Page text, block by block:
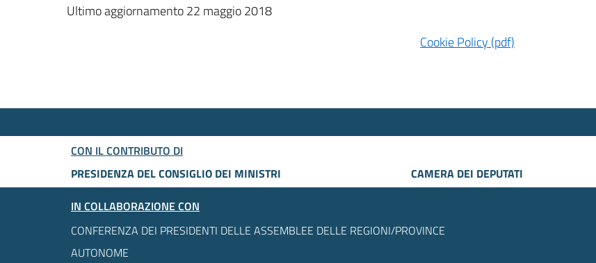
Ultimo aggiornamento 22 maggio 2018
Cookie Policy (pdf)
CON IL CONTRIBUTO DI
PRESIDENZA DEL CONSIGLIO DEI MINISTRI
CAMERA DEI DEPUTATI
IN COLLABORAZIONE CON
CONFERENZA DEI PRESIDENTI DELLE ASSEMBLEE DELLE REGIONI/PROVINCE
AUTONOME